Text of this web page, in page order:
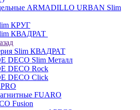
ARMADILLO URBAN Slim
КРУГ
КВАДРАТ
Slim КВАДРАТ
DECO Slim Металл
DECO Rock
DECO Click
FUARO
Fusion